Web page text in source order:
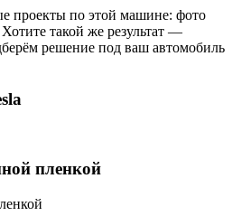
проекты по этой машине: фото
такой же результат —
решение под ваш автомобиль
пленкой